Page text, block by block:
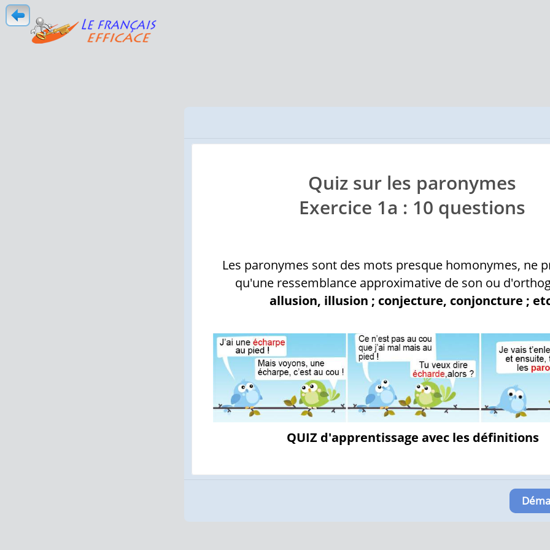
Quiz sur les paronymes
Exercice 1a : 10 questions
Les paronymes sont des mots presque homonymes, ne
qu'une ressemblance approximative de son ou
allusion, illusion ; conjecture, conjoncture ;
QUIZ d'apprentissage avec les définitions